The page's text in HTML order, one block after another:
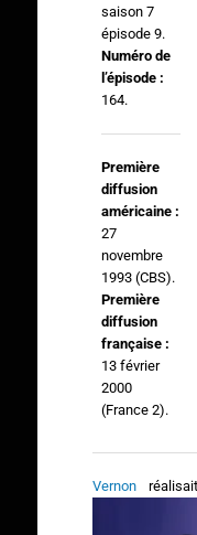
saison 7
épisode 9.
Numéro de
l’épisode :
164.
Première
diffusion
américaine :
27
novembre
1993 (CBS).
Première
diffusion
française :
13 février
2000
(France 2).
Vernon